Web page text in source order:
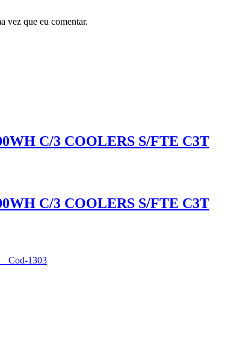
vez que eu comentar.
C/3 COOLERS S/FTE C3T
C/3 COOLERS S/FTE C3T
1303